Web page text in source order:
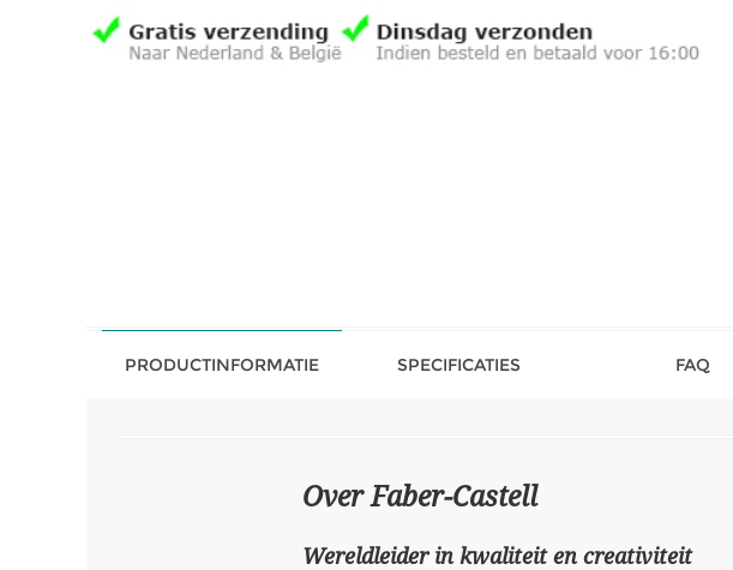
PRODUCTINFORMATIE SPECIFICATIES FAQ
Over Faber-Castell
Wereldleider in kwaliteit en creativiteit